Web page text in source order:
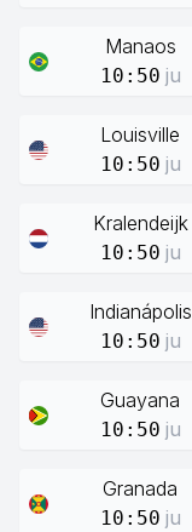
Manaos
10:50 ju
Louisville
10:50 ju
Kralendeijk
10:50 ju
Indianápolis
10:50 ju
Guayana
10:50 ju
Granada
10:50 ju